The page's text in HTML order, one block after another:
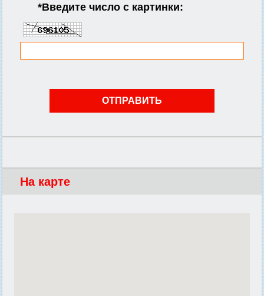
*Введите число с картинки:
На карте